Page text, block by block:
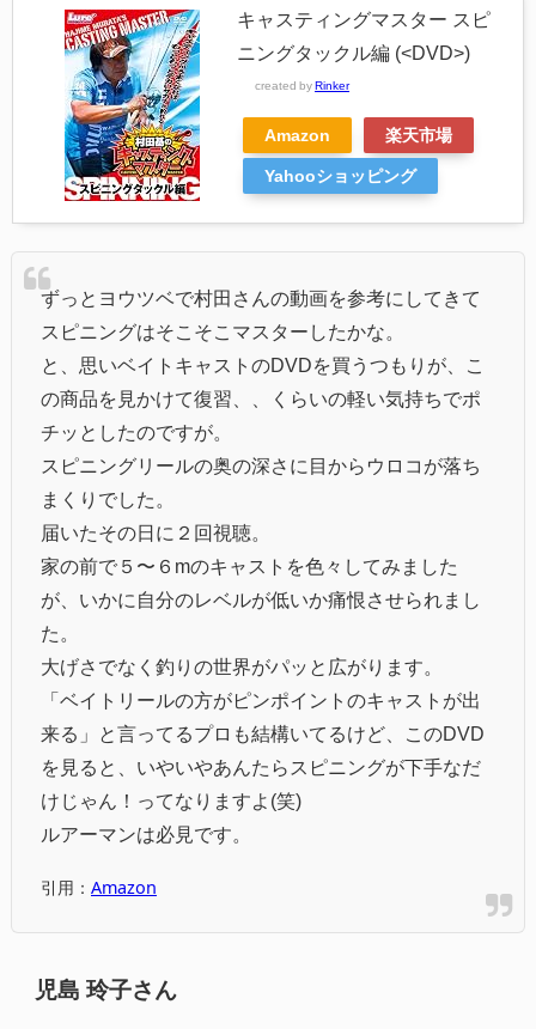
キャスティングマスター スピ
ニングタックル編 (<DVD>)
created by Rinker
Amazon 楽天市場
Yahooショッピング
ずっとヨウツベで村田さんの動画を参考にしてきて
スピニングはそこそこマスターしたかな。
と、思いベイトキャストのDVDを買うつもりが、こ
の商品を見かけて復習、、くらいの軽い気持ちでポ
チッとしたのですが。
スピニングリールの奥の深さに目からウロコが落ち
まくりでした。
届いたその日に２回視聴。
家の前で５〜６mのキャストを色々してみました
が、いかに自分のレベルが低いか痛恨させられまし
た。
大げさでなく釣りの世界がパッと広がります。
「ベイトリールの方がピンポイントのキャストが出
来る」と言ってるプロも結構いてるけど、このDVD
を見ると、いやいやあんたらスピニングが下手なだ
けじゃん！ってなりますよ(笑)
ルアーマンは必見です。
引用： Amazon
児島 玲子さん